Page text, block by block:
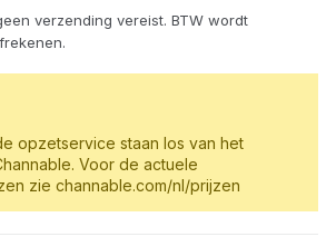
verzending vereist. BTW wordt
opzetservice staan los van het
Voor de actuele
zie channable.com/nl/prijzen